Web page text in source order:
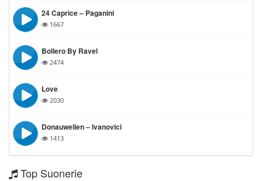
24 Caprice – Paganini
1667
Bollero By Ravel
2474
Love
2030
Donauwellen – Ivanovici
1413
Top Suonerie